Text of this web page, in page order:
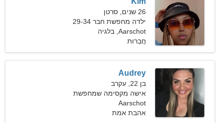
26 שנים, סרטן
ילדה מחפשת חבר 29-34
Aarschot, בלגיה
חֲבֵרוּת
Audrey
בן 22, עקרב
אישה מקסימה שמחפשת
חברים
Aarschot
אהבת אמת